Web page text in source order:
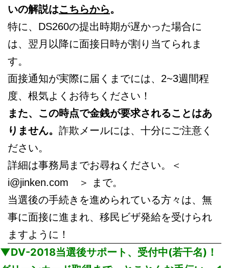
いの解説はこちらから。
特に、DS260の提出時期が遅かった場合に
は、翌月以降に面接日時が割り当てられま
す。
面接通知が実際に届くまでには、2~3週間程
度、根気よくお待ちください！
また、この時点で金銭が要求されることはあ
りません。 詐欺メールには、十分にご注意く
ださい。
詳細は事務局までお尋ねください。＜
i@jinken.com ＞ まで。
当選後の手続きを進められている方々は、無
事に面接に進まれ、移民ビザ発給を受けられ
ますように！
▼DV-2018当選後サポート、受付中(若干名)！